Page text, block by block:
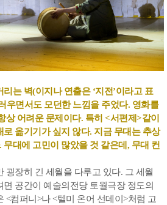
는 벽(이지나 연출은 ‘지전’이라고 표
우면서도 모던한 느낌을 주었다. 영화를
상 어려운 문제이다. 특히 <서편제>같이
옮기기가 싶지 않다. 지금 무대는 추상
대에 고민이 많았을 것 같은데, 무대 컨
굉장히 긴 세월을 다루고 있다. 그 세월
공간이 예술의전당 토월극장 정도의
<컴퍼니>나 <텔미 온어 선데이>처럼 고